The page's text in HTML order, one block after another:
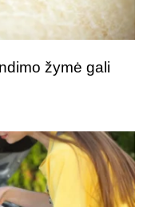
žymė gali